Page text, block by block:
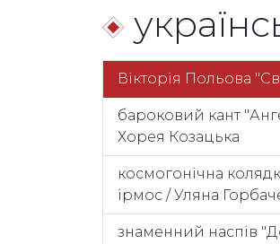
Вікторія Польова
бароковий кант
Хорея Козацька
космогонічна
ірмос / Уляна
знаменний наспів